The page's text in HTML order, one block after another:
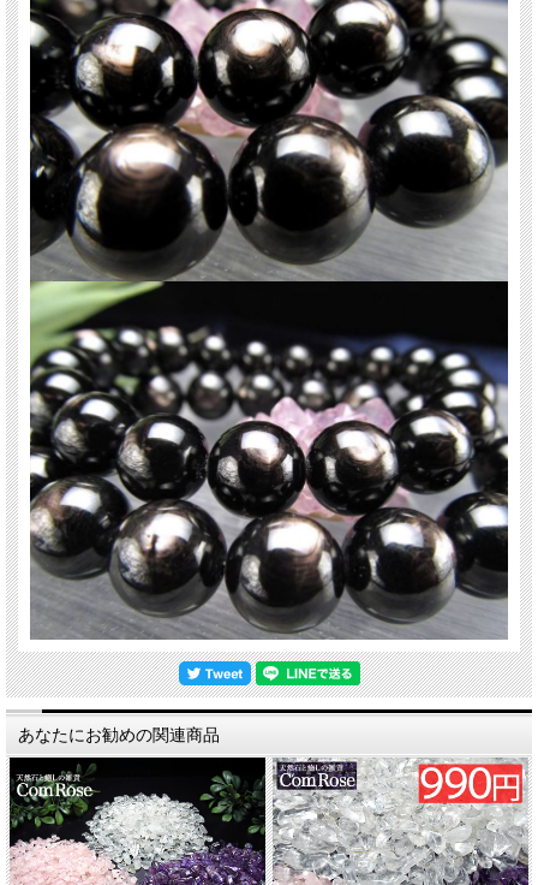
Hyper(超越)Stheons(強さ)の名称（超越した強さ）のネーミングが冠せられる強
力なパワーストーンで、正義感と誠実をもった行動力を養う力があるとされてい
ます。
ハイパーシーンはエネルギーの活性作用が強い石で、強い意思と責任感を育てる
と云われています。
ご注意事項
※天然石ですので細かなカケや凹み、歪な部分やクラックなどがある場合があり
ます。
※天然石商品には色みに個体差があります。
また出来る限り自然な色みになるよう撮影を心がけておりますが、お使いのディ
スプレイ環境によって表示される色みに差が出る場合があります。
ご了承ください。
※ブレスレット、連商品は一連状態での仕入れとなっておりますので歪な珠が含
まれていることがあります。
※サイズは目安です。 細かな誤差が出る場合があります。
関連キーワード
天然石 パワーストーン 海外直輸入 バイヤー厳選 プレゼント ギフト メンズ レデ
ィース 卸し 卸価格 実店舗 ハンドメイド サイズ直し コムローズ comrose
あなたにお勧めの関連商品